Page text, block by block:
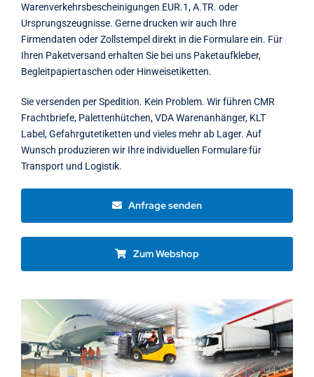
Warenverkehrsbescheinigungen EUR.1, A.TR. oder
Ursprungszeugnisse. Gerne drucken wir auch Ihre
Firmendaten oder Zollstempel direkt in die Formulare ein. Für
Ihren Paketversand erhalten Sie bei uns Paketaufkleber,
Begleitpapiertaschen oder Hinweisetiketten.
Sie versenden per Spedition. Kein Problem. Wir führen CMR
Frachtbriefe, Palettenhütchen, VDA Warenanhänger, KLT
Label, Gefahrgutetiketten und vieles mehr ab Lager. Auf
Wunsch produzieren wir Ihre individuellen Formulare für
Transport und Logistik.
Anfrage senden
Zum Webshop